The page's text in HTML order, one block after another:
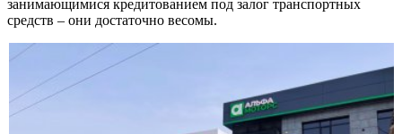
занимающимися кредитованием под залог транспортных
средств – они достаточно весомы.